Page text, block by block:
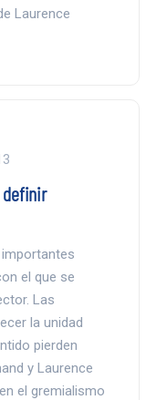
Laurence
definir
el que se
Las
la unidad
pierden
y Laurence
el gremialismo